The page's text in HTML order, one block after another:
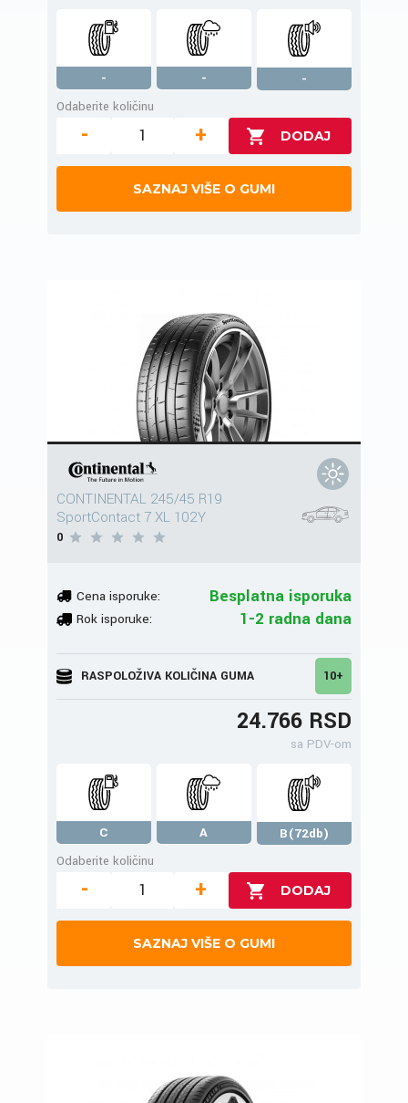
- -
-
Odaberite količinu
- +
SAZNAJ VIŠE O GUMI
CONTINENTAL 245/45 R19
SportContact 7 XL 102Y
0
Cena isporuke: Besplatna isporuka
Rok isporuke: 1-2 radna dana
RASPOLOŽIVA KOLIČINA GUMA 10+
24.766 RSD
sa PDV-om
C A
B(72db)
Odaberite količinu
- +
SAZNAJ VIŠE O GUMI